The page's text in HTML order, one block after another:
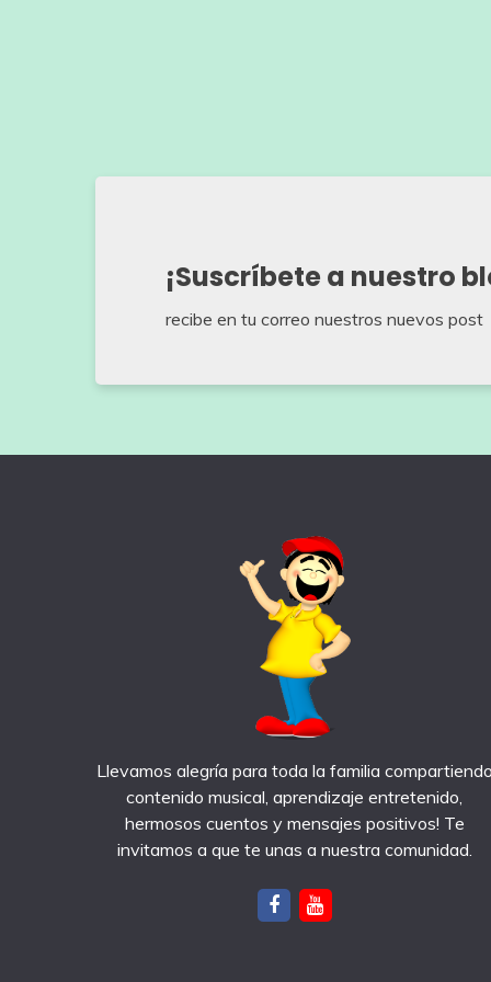
¡Suscríbete a nuestro
recibe en tu correo nuestros nuevos post
Llevamos alegría para toda la familia
contenido musical, aprendizaje entretenido,
hermosos cuentos y mensajes positivos! Te
invitamos a que te unas a nuestra comunidad.